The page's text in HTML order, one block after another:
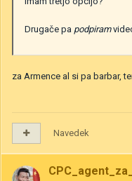
Drugače pa podpiram
za Armence al si pa barbar,
Navedek